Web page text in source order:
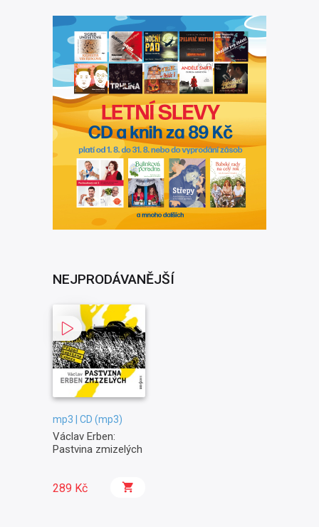
NEJPRODÁVANĚJŠÍ
mp3 | CD (mp3)
Václav Erben:
Pastvina zmizelých
289 Kč